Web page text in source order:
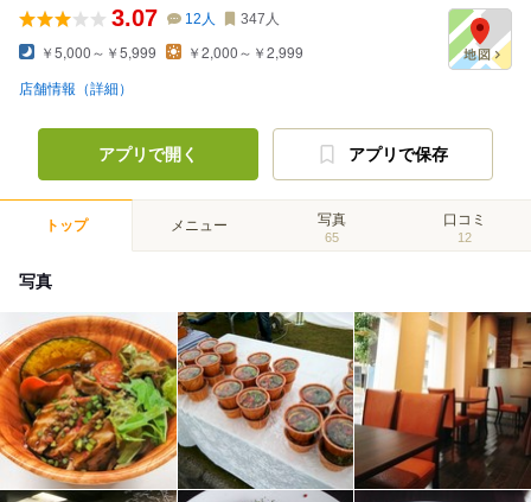
3.07 12 人 347 人
￥5,000～￥5,999 ￥2,000～￥2,999
店舗情報（詳細）
アプリで開く アプリで保存
トップ メニュー 写真
65
口コミ
12
写真